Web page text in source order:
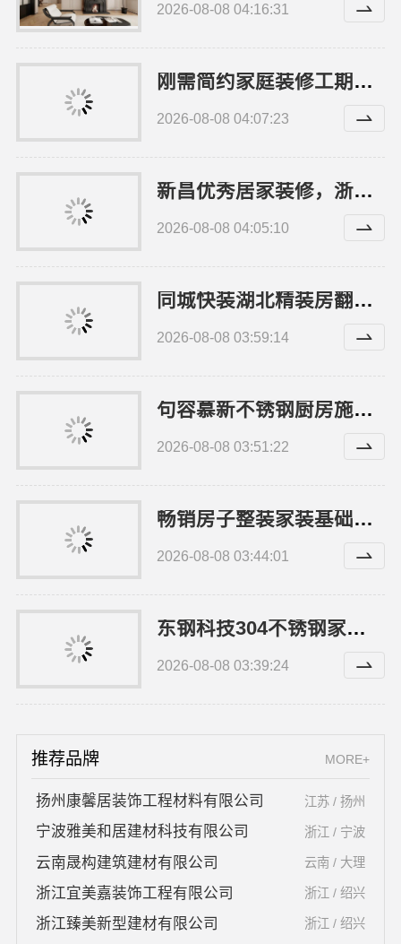
2026-08-08 04:16:31
刚需简约家庭装修工期提速，万赢饰家省心省力
2026-08-08 04:07:23
新昌优秀居家装修，浙江宜美嘉装饰工程有限公司匠心打造
2026-08-08 04:05:10
同城快装湖北精装房翻新设计零增项省心省钱
2026-08-08 03:59:14
句容慕新不锈钢厨房施工方案与流程
2026-08-08 03:51:22
畅销房子整装家装基础工程上门服务，浙江乐享新材料有限公司
2026-08-08 03:44:01
东钢科技304不锈钢家具定制工厂怎么样
2026-08-08 03:39:24
推荐品牌 MORE+
扬州康馨居装饰工程材料有限公司 江苏 / 扬州
宁波雅美和居建材科技有限公司 浙江 / 宁波
云南晟构建筑建材有限公司 云南 / 大理
浙江宜美嘉装饰工程有限公司 浙江 / 绍兴
浙江臻美新型建材有限公司 浙江 / 绍兴